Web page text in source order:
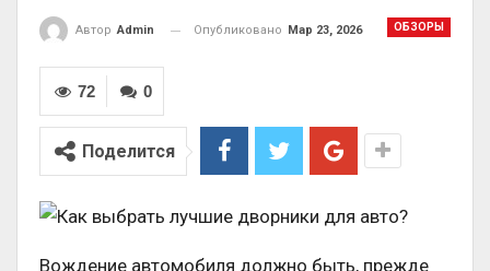
ОБЗОРЫ
Автор Admin Опубликовано Мар 23, 2026
0
72
Поделится
Вождение автомобиля должно быть, прежде